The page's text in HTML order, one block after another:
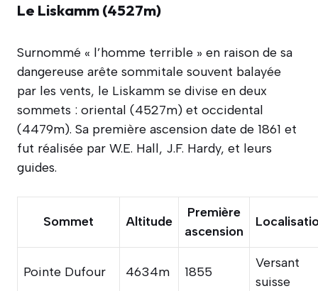
Le Liskamm (4527m)
Surnommé « l’homme terrible » en raison de sa
dangereuse arête sommitale souvent balayée
par les vents, le Liskamm se divise en deux
sommets : oriental (4527m) et occidental
(4479m). Sa première ascension date de 1861 et
fut réalisée par W.E. Hall, J.F. Hardy, et leurs
guides.
Sommet Altitude
Première
ascension
Pointe Dufour 4634m 1855
Versant
suisse